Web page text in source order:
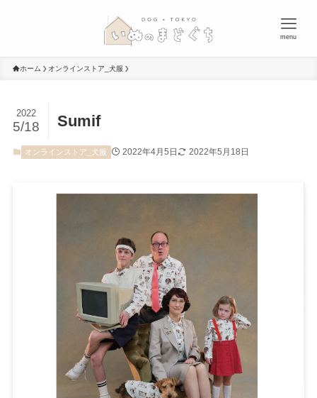
menu
ホーム オンラインストア_犬服
Sumif
2022
5/18
オンラインストア_犬服 2022年4月5日 2022年5月18日